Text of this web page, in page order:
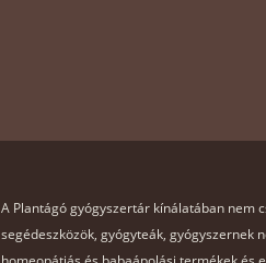
A Plantágó gyógyszertár kínálatában nem
segédeszközök, gyógyteák, gyógyszernek